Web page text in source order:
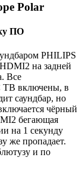
Polar
ПО
PHILIPS
на задней
Все
ТВ включены, в
саундбар, но
чёрный
бегающая
на 1 секунду
же пропадает.
и по